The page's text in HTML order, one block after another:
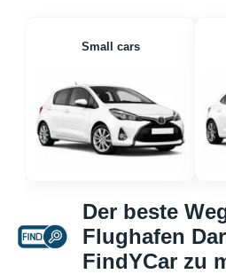
Small cars
Der beste
Flughafen
FindYCar zu